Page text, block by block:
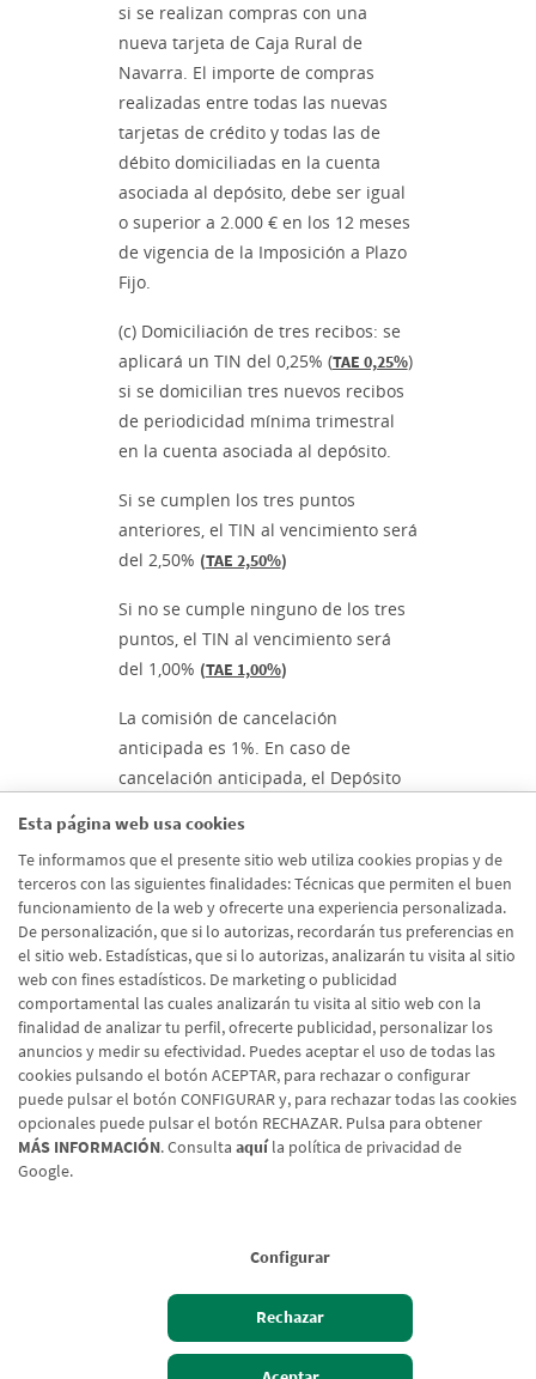
Esta página web usa cookies
Te informamos que el presente sitio web utiliza cookies propias y de
terceros con las siguientes finalidades: Técnicas que permiten el buen
funcionamiento de la web y ofrecerte una experiencia personalizada.
De personalización, que si lo autorizas, recordarán tus preferencias en
el sitio web. Estadísticas, que si lo autorizas, analizarán tu visita al sitio
web con fines estadísticos. De marketing o publicidad
comportamental las cuales analizarán tu visita al sitio web con la
finalidad de analizar tu perfil, ofrecerte publicidad, personalizar los
anuncios y medir su efectividad. Puedes aceptar el uso de todas las
cookies pulsando el botón ACEPTAR, para rechazar o configurar
puede pulsar el botón CONFIGURAR y, para rechazar todas las cookies
opcionales puede pulsar el botón RECHAZAR. Pulsa para obtener
MÁS INFORMACIÓN. Consulta aquíla política de privacidad de
Google.
Configurar
Rechazar
si se realizan compras con una
nueva tarjeta de Caja Rural de
Navarra. El importe de compras
realizadas entre todas las nuevas
tarjetas de crédito y todas las de
débito domiciliadas en la cuenta
asociada al depósito, debe ser igual
o superior a 2.000 € en los 12 meses
de vigencia de la Imposición a Plazo
Fijo.
(c) Domiciliación de tres recibos: se
aplicará un TIN del 0,25% (TAE 0,25%)
si se domicilian tres nuevos recibos
de periodicidad mínima trimestral
en la cuenta asociada al depósito.
Si se cumplen los tres puntos
anteriores, el TIN al vencimiento será
del 2,50% (TAE 2,50%)
Si no se cumple ninguno de los tres
puntos, el TIN al vencimiento será
del 1,00% (TAE 1,00%)
La comisión de cancelación
anticipada es 1%. En caso de
cancelación anticipada, el Depósito